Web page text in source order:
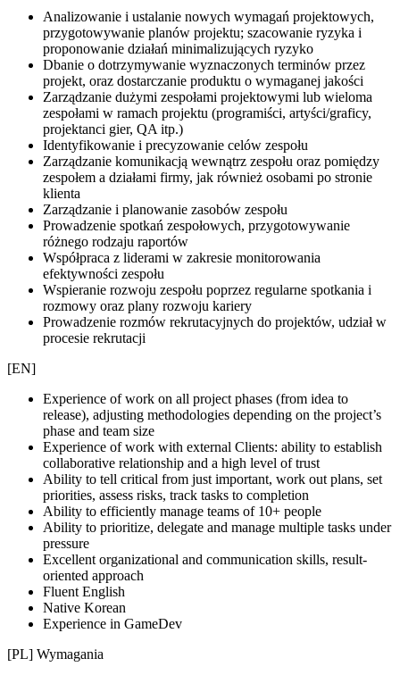
Analizowanie i ustalanie nowych wymagań projektowych,
przygotowywanie planów projektu; szacowanie ryzyka i
proponowanie działań minimalizujących ryzyko
Dbanie o dotrzymywanie wyznaczonych terminów przez
projekt, oraz dostarczanie produktu o wymaganej jakości
Zarządzanie dużymi zespołami projektowymi lub wieloma
zespołami w ramach projektu (programiści, artyści/graficy,
projektanci gier, QA itp.)
Identyfikowanie i precyzowanie celów zespołu
Zarządzanie komunikacją wewnątrz zespołu oraz pomiędzy
zespołem a działami firmy, jak również osobami po stronie
klienta
Zarządzanie i planowanie zasobów zespołu
Prowadzenie spotkań zespołowych, przygotowywanie
różnego rodzaju raportów
Współpraca z liderami w zakresie monitorowania
efektywności zespołu
Wspieranie rozwoju zespołu poprzez regularne spotkania i
rozmowy oraz plany rozwoju kariery
Prowadzenie rozmów rekrutacyjnych do projektów, udział w
procesie rekrutacji
[EN]
Experience of work on all project phases (from idea to
release), adjusting methodologies depending on the project’s
phase and team size
Experience of work with external Clients: ability to establish
collaborative relationship and a high level of trust
Ability to tell critical from just important, work out plans, set
priorities, assess risks, track tasks to completion
Ability to efficiently manage teams of 10+ people
Ability to prioritize, delegate and manage multiple tasks under
pressure
Excellent organizational and communication skills, result-
oriented approach
Fluent English
Native Korean
Experience in GameDev
[PL] Wymagania